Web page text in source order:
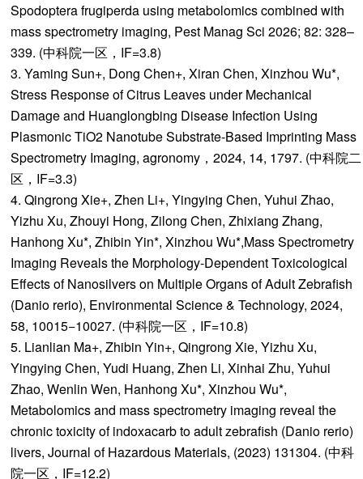
Spodoptera frugiperda using metabolomics combined with
mass spectrometry imaging, Pest Manag Sci 2026; 82: 328–
339. (中科院一区，IF=3.8)
3. Yaming Sun+, Dong Chen+, Xiran Chen, Xinzhou Wu*,
Stress Response of Citrus Leaves under Mechanical
Damage and Huanglongbing Disease Infection Using
Plasmonic TiO2 Nanotube Substrate-Based Imprinting Mass
Spectrometry Imaging, agronomy，2024, 14, 1797. (中科院二
区，IF=3.3)
4. Qingrong Xie+, Zhen Li+, Yingying Chen, Yuhui Zhao,
Yizhu Xu, Zhouyi Hong, Zilong Chen, Zhixiang Zhang,
Hanhong Xu*, Zhibin Yin*, Xinzhou Wu*,Mass Spectrometry
Imaging Reveals the Morphology-Dependent Toxicological
Effects of Nanosilvers on Multiple Organs of Adult Zebrafish
(Danio rerio), Environmental Science & Technology, 2024,
58, 10015−10027. (中科院一区，IF=10.8)
5. Lianlian Ma+, Zhibin Yin+, Qingrong Xie, Yizhu Xu,
Yingying Chen, Yudi Huang, Zhen Li, Xinhai Zhu, Yuhui
Zhao, Wenlin Wen, Hanhong Xu*, Xinzhou Wu*,
Metabolomics and mass spectrometry imaging reveal the
chronic toxicity of indoxacarb to adult zebrafish (Danio rerio)
livers, Journal of Hazardous Materials, (2023) 131304. (中科
院一区，IF=12.2)